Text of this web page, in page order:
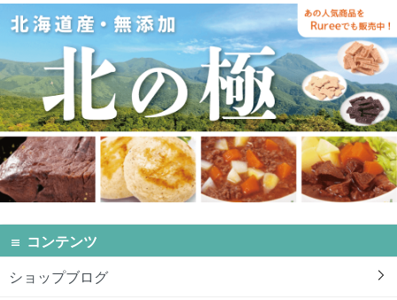
コンテンツ
ショップブログ